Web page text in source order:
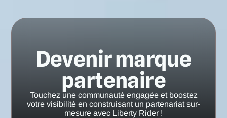
Devenir marque
partenaire
Touchez une communauté engagée et boostez
votre visibilité en construisant un partenariat sur-
mesure avec Liberty Rider !